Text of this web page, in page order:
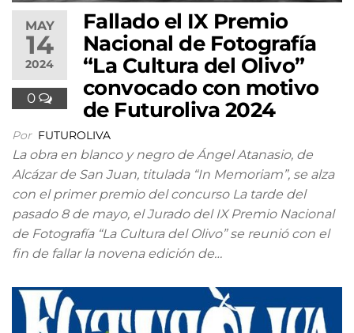
MAY
14
2024
0
Fallado el IX Premio
Nacional de Fotografía
“La Cultura del Olivo”
convocado con motivo
de Futuroliva 2024
Por FUTUROLIVA
La obra en blanco y negro de Ángel Atanasio, de
Alcázar de San Juan, titulada “In Memoriam”, se alza
con el primer premio del concurso La tarde del
pasado 8 de mayo, el Jurado del IX Premio Nacional
de Fotografía “La Cultura del Olivo” se reunió con el
fin de fallar la novena edición de…